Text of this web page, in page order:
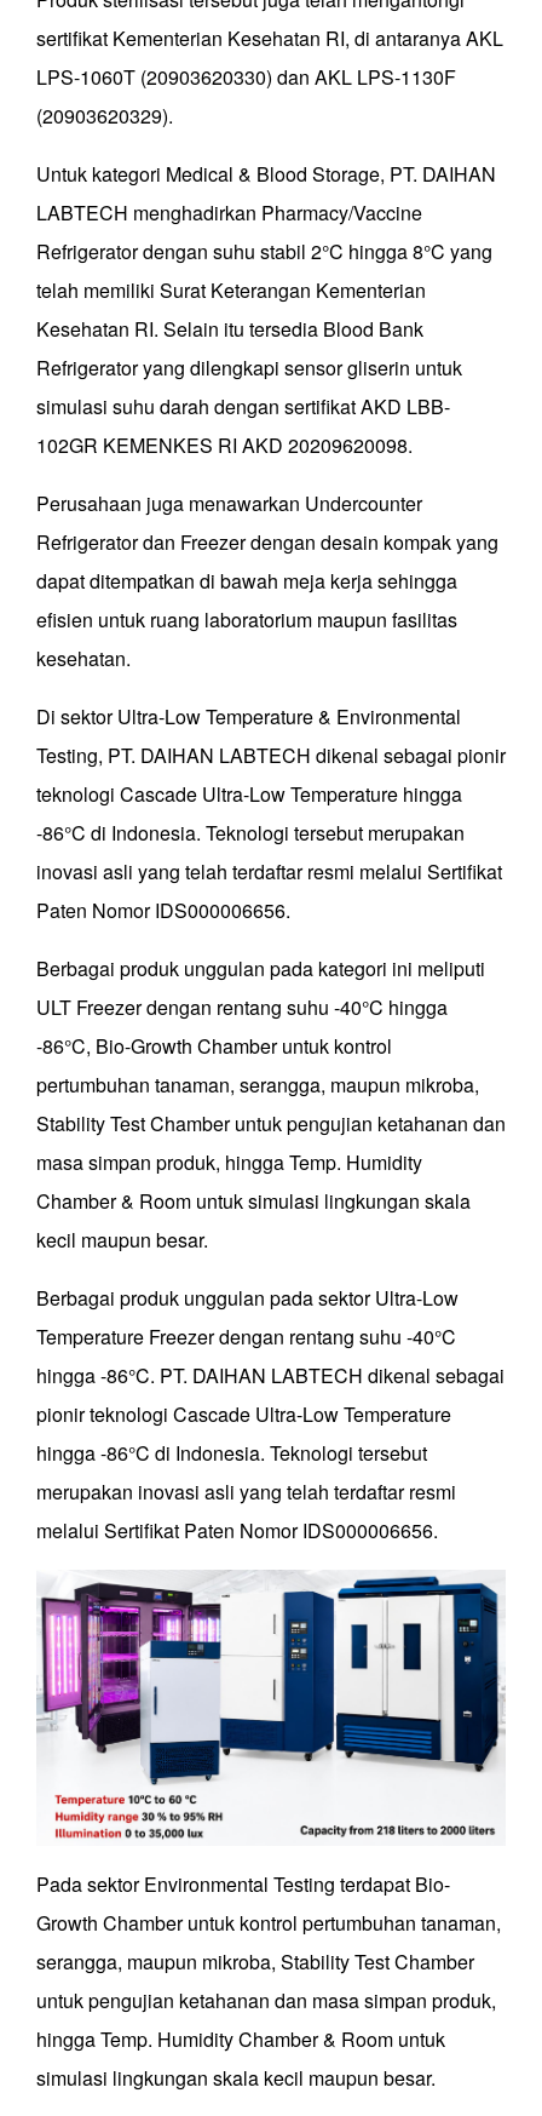
sertifikat Kementerian Kesehatan RI, di antaranya AKL
LPS-1060T (20903620330) dan AKL LPS-1130F
(20903620329).
Untuk kategori Medical & Blood Storage, PT. DAIHAN
LABTECH menghadirkan Pharmacy/Vaccine
Refrigerator dengan suhu stabil 2°C hingga 8°C yang
telah memiliki Surat Keterangan Kementerian
Kesehatan RI. Selain itu tersedia Blood Bank
Refrigerator yang dilengkapi sensor gliserin untuk
simulasi suhu darah dengan sertifikat AKD LBB-
102GR KEMENKES RI AKD 20209620098.
Perusahaan juga menawarkan Undercounter
Refrigerator dan Freezer dengan desain kompak yang
dapat ditempatkan di bawah meja kerja sehingga
efisien untuk ruang laboratorium maupun fasilitas
kesehatan.
Di sektor Ultra-Low Temperature & Environmental
Testing, PT. DAIHAN LABTECH dikenal sebagai pionir
teknologi Cascade Ultra-Low Temperature hingga
-86°C di Indonesia. Teknologi tersebut merupakan
inovasi asli yang telah terdaftar resmi melalui Sertifikat
Paten Nomor IDS000006656.
Berbagai produk unggulan pada kategori ini meliputi
ULT Freezer dengan rentang suhu -40°C hingga
-86°C, Bio-Growth Chamber untuk kontrol
pertumbuhan tanaman, serangga, maupun mikroba,
Stability Test Chamber untuk pengujian ketahanan dan
masa simpan produk, hingga Temp. Humidity
Chamber & Room untuk simulasi lingkungan skala
kecil maupun besar.
Berbagai produk unggulan pada sektor Ultra-Low
Temperature Freezer dengan rentang suhu -40°C
hingga -86°C. PT. DAIHAN LABTECH dikenal sebagai
pionir teknologi Cascade Ultra-Low Temperature
hingga -86°C di Indonesia. Teknologi tersebut
merupakan inovasi asli yang telah terdaftar resmi
melalui Sertifikat Paten Nomor IDS000006656.
Pada sektor Environmental Testing terdapat Bio-
Growth Chamber untuk kontrol pertumbuhan tanaman,
serangga, maupun mikroba, Stability Test Chamber
untuk pengujian ketahanan dan masa simpan produk,
hingga Temp. Humidity Chamber & Room untuk
simulasi lingkungan skala kecil maupun besar.